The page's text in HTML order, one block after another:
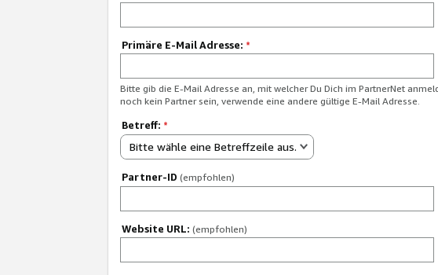
Primäre E-Mail Adresse: *
Bitte gib die E-Mail Adresse an, mit welcher Du Dich im PartnerNet
noch kein Partner sein, verwende eine andere gültige E-Mail Adresse.
Betreff: *
Bitte wähle eine Betreffzeile aus.
Partner-ID (empfohlen)
Website URL: (empfohlen)